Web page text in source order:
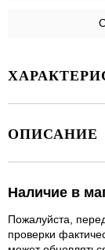
ОПИСАНИЕ
Наличие в
Пожалуйста,
проверки